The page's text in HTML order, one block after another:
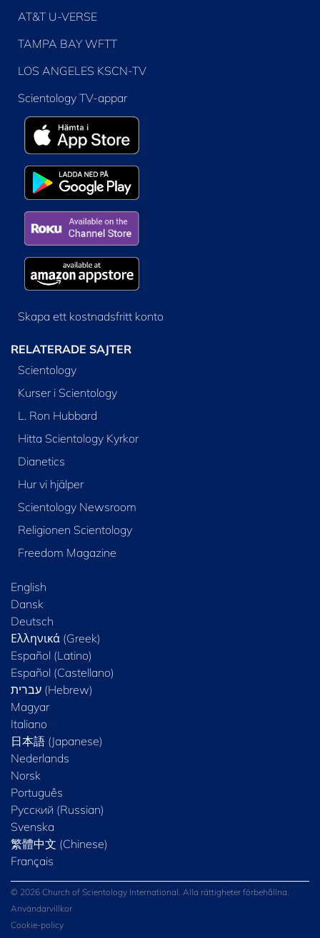
AT&T U-VERSE
TAMPA BAY WFTT
LOS ANGELES KSCN-TV
Scientology TV-appar
Skapa ett kostnadsfritt konto
RELATERADE SAJTER
Scientology
Kurser i Scientology
L. Ron Hubbard
Hitta Scientology Kyrkor
Dianetics
Hur vi hjälper
Scientology Newsroom
Religionen Scientology
Freedom Magazine
English
Dansk
Deutsch
Ελληνικά (Greek)
Español (Latino)
Español (Castellano)
Magyar
Italiano
日本語 (Japanese)
Nederlands
Norsk
Português
Русский (Russian)
Svenska
繁體中文 (Chinese)
Français
© 2026 Church of Scientology International. Alla rättigheter förbehållna.
Användarvillkor
Cookie-policy